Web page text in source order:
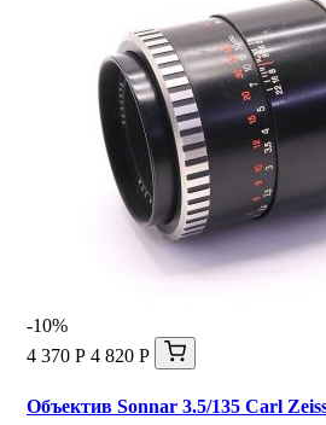
-10%
4 370 Р 4 820 Р
Объектив Sonnar 3.5/135 Carl